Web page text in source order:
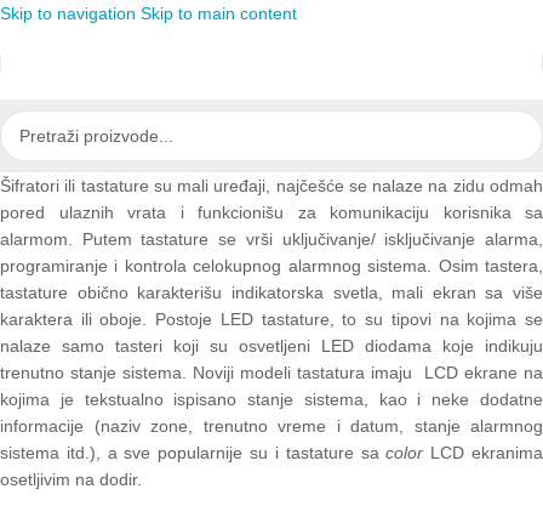
Skip to navigation Skip to main content
Šifratori ili tastature su mali uređaji, najčešće se nalaze na zidu odmah
pored ulaznih vrata i funkcionišu za komunikaciju korisnika sa
alarmom. Putem tastature se vrši uključivanje/ isključivanje alarma,
programiranje i kontrola celokupnog alarmnog sistema. Osim tastera,
tastature obično karakterišu indikatorska svetla, mali ekran sa više
karaktera ili oboje. Postoje LED tastature, to su tipovi na kojima se
nalaze samo tasteri koji su osvetljeni LED diodama koje indikuju
trenutno stanje sistema. Noviji modeli tastatura imaju LCD ekrane na
kojima je tekstualno ispisano stanje sistema, kao i neke dodatne
informacije (naziv zone, trenutno vreme i datum, stanje alarmnog
sistema itd.), a sve popularnije su i tastature sacolor LCD ekranima
osetljivim na dodir.